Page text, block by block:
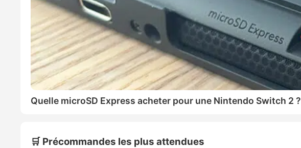
Quelle microSD Express acheter pour une Nintendo Switch 2 ?
🛒 Précommandes les plus attendues